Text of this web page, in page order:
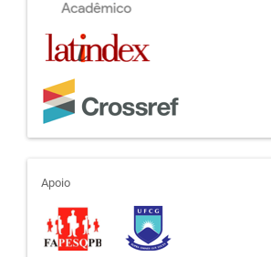
apoio
Apoio